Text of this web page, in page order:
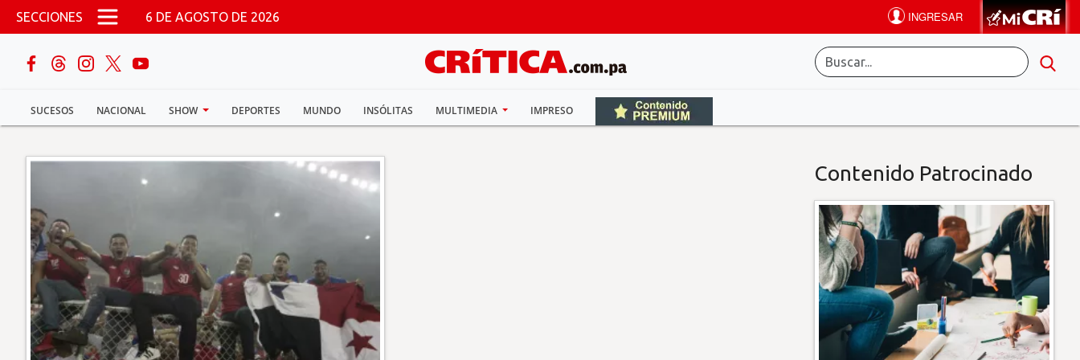
Pasar al contenido principal
SECCIONES 6 DE AGOSTO DE 2026
SUCESOS NACIONAL SHOW DEPORTES MUNDO INSÓLITAS MULTIMEDIA IMPRESO
buscar
Sucesos
Nacional
Política
Show
Deportes
Mundo
Contenido Patrocinado